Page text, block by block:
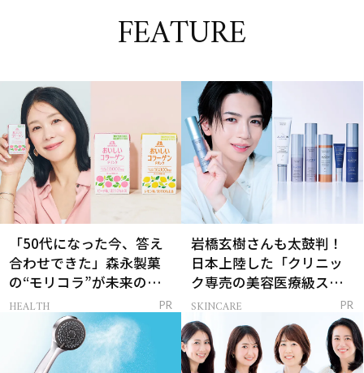
FEATURE
「50代になった今、答え
合わせできた」森永製菓
の“モリコラ”が未来のキ
レイを連れてくる！
HEALTH PR
岩橋玄樹さんも太鼓判！
日本上陸した「クリニッ
ク専売の美容医療級スキ
ンケア」
SKINCARE PR